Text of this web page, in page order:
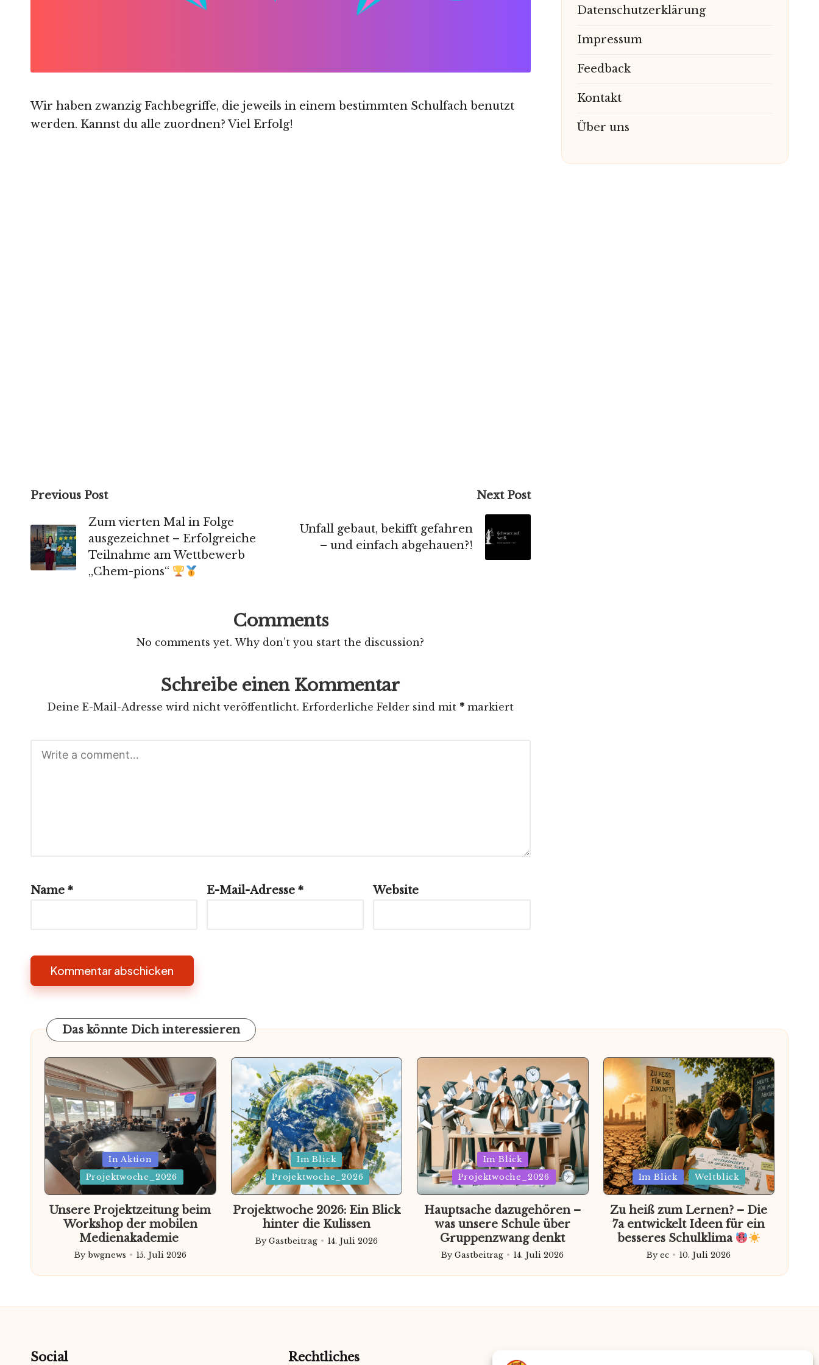
Wir haben zwanzig Fachbegriffe, die jeweils in einem bestimmten Schulfach benutzt
werden. Kannst du alle zuordnen? Viel Erfolg!
Post
navigation
Previous Post
Zum vierten Mal in Folge
ausgezeichnet – Erfolgreiche
Teilnahme am Wettbewerb
„Chem-pions“
Next Post
Unfall gebaut, bekifft gefahren
– und einfach abgehauen?!
Comments
No comments yet. Why don’t you start the discussion?
Schreibe einen Kommentar
Deine E-Mail-Adresse wird nicht veröffentlicht. Erforderliche Felder sind mit * markiert
Name * E-Mail-Adresse * Website
Datenschutzerklärung
Impressum
Feedback
Kontakt
Über uns
Das könnte Dich interessieren
Posted
in
In Aktion
Projektwoche_2026
Unsere Projektzeitung beim
Workshop der mobilen
Medienakademie
Posted
by
Bybwgnews 15. Juli 2026
Posted
in
Im Blick
Projektwoche_2026
Projektwoche 2026: Ein Blick
hinter die Kulissen
Posted
ByGastbeitrag 14. Juli 2026
Posted
in
Im Blick
Projektwoche_2026
Hauptsache dazugehören –
was unsere Schule über
Gruppenzwang denkt
Posted
by
ByGastbeitrag 14. Juli 2026
Posted
in
Im Blick Weltblick
Zu heiß zum Lernen? – Die
7a entwickelt Ideen für ein
besseres Schulklima
Posted
by
Byec 10. Juli 2026
Social Rechtliches